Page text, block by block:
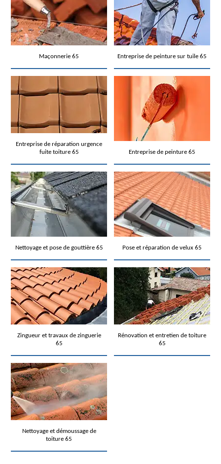
Maçonnerie 65 Entreprise de peinture sur tuile 65
Entreprise de réparation urgence
fuite toiture 65
Entreprise de peinture 65
Nettoyage et pose de gouttière 65 Pose et réparation de velux 65
Zingueur et travaux de zinguerie
65
Rénovation et entretien de toiture
65
Nettoyage et démoussage de
toiture 65